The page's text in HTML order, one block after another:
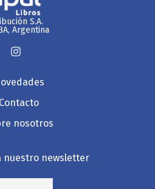
S.A.
Argentina
Contacto
nosotros
nuestro newsletter